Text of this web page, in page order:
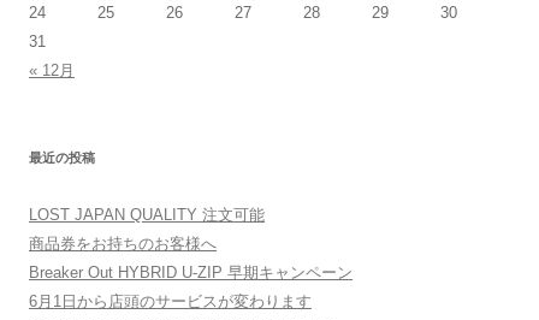
24
25 26 27 28 29
30
31
« 12月
最近の投稿
LOST JAPAN QUALITY 注文可能
商品券をお持ちのお客様へ
Breaker Out HYBRID U-ZIP 早期キャンペーン
6月1日から店頭のサービスが変わります